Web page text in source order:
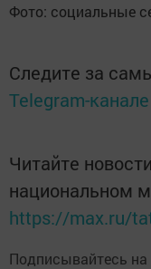
Фото: социальные
Следите за
Telegram-канале
Читайте
национальном
https://max.ru/
Подписывайтесь на